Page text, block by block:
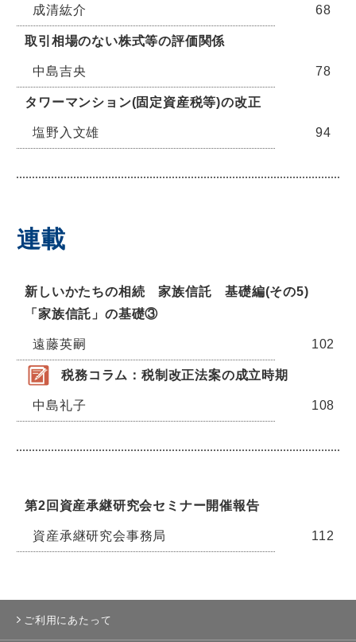
成清紘介 68
取引相場のない株式等の評価関係
中島吉央 78
タワーマンション(固定資産税等)の改正
塩野入文雄 94
連載
新しいかたちの相続 家族信託 基礎編(その5)
「家族信託」の基礎③
遠藤英嗣 102
税務コラム：税制改正法案の成立時期
中島礼子 108
第2回資産承継研究会セミナー開催報告
資産承継研究会事務局 112
ご利用にあたって